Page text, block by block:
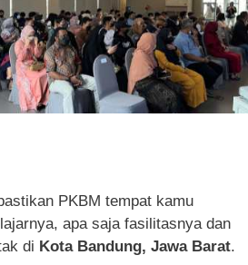
PKBM tempat kamu
apa saja fasilitasnya dan
di Kota Bandung, Jawa Barat.